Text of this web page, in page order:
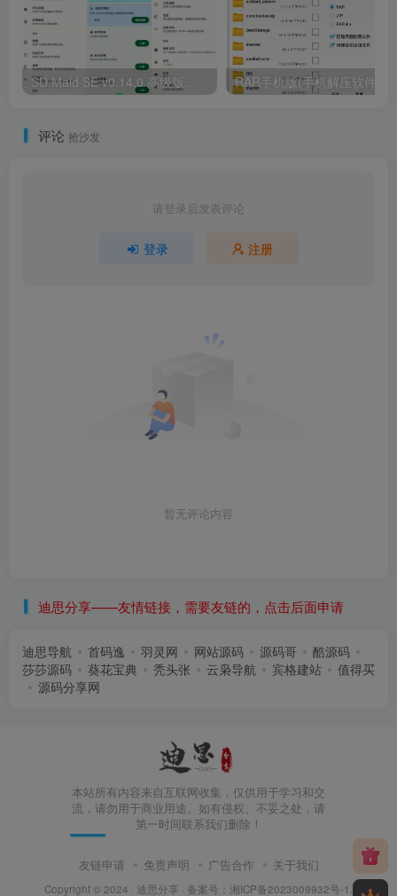
评论 抢沙发
请登录后发表评论
登录 注册
暂无评论内容
迪思分享——友情链接，需要友链的，点击后面申请
迪思导航 首码逸 羽灵网 网站源码 源码哥
酷源码
莎莎源码
葵花宝典 秃头张 云枭导航 宾格建站
值得买
源码分享网
本站所有内容来自互联网收集，仅供用于学习和交
流，请勿用于商业用途。如有侵权、不妥之处，请
第一时间联系我们删除！
友链申请 免责声明 广告合作 关于我们
Copyright © 2024 · 迪思分享 · 备案号： 湘ICP备2023009932号-1